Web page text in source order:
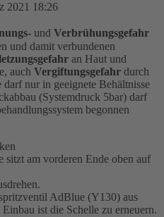
2021 18:26
und Verbrühungsgefahr
und damit verbundenen
an Haut und
auch Vergiftungsgefahr durch
nur in geeignete Behältnisse
(Systemdruck 5bar) darf
begonnen
am vorderen Ende oben auf
AdBlue (Y130) aus
ist die Schelle zu erneuern.